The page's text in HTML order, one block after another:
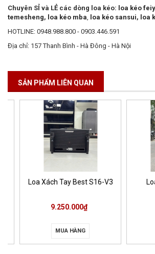
Chuyên SỈ và LẺ các dòng loa kéo: loa kéo
temesheng, loa kéo mba, loa kéo sansui, loa
HOTLINE: 0948.988.800 - 0903.446.591
Địa chỉ: 157 Thanh Bình - Hà Đông - Hà Nội
SẢN PHẨM LIÊN QUAN
Loa Xách Tay Best S16-V3
9.250.000₫
MUA HÀNG
Loa